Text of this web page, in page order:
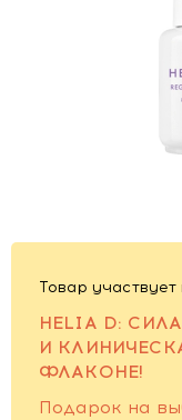
Товар участвует
HELIA D:
И
ФЛАКОНЕ!
Подарок на